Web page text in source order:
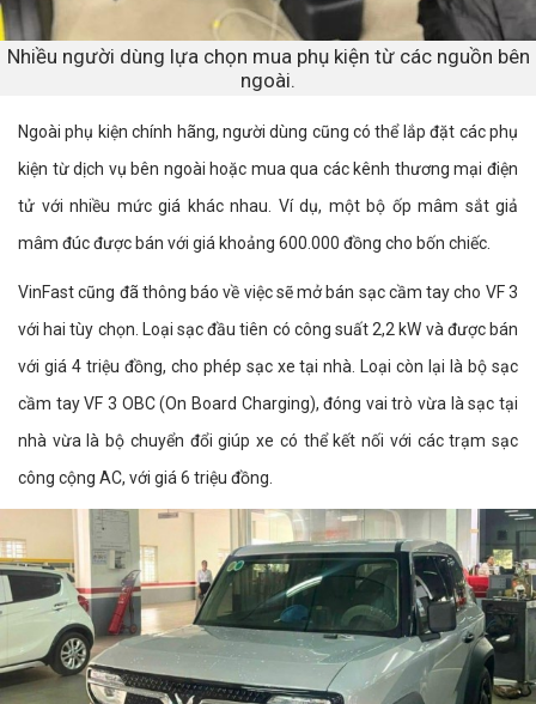
Nhiều người dùng lựa chọn mua phụ kiện từ các nguồn bên
ngoài.
Ngoài phụ kiện chính hãng, người dùng cũng có thể lắp đặt các phụ
kiện từ dịch vụ bên ngoài hoặc mua qua các kênh thương mại điện
tử với nhiều mức giá khác nhau. Ví dụ, một bộ ốp mâm sắt giả
mâm đúc được bán với giá khoảng 600.000 đồng cho bốn chiếc.
VinFast cũng đã thông báo về việc sẽ mở bán sạc cầm tay cho VF 3
với hai tùy chọn. Loại sạc đầu tiên có công suất 2,2 kW và được bán
với giá 4 triệu đồng, cho phép sạc xe tại nhà. Loại còn lại là bộ sạc
cầm tay VF 3 OBC (On Board Charging), đóng vai trò vừa là sạc tại
nhà vừa là bộ chuyển đổi giúp xe có thể kết nối với các trạm sạc
công cộng AC, với giá 6 triệu đồng.